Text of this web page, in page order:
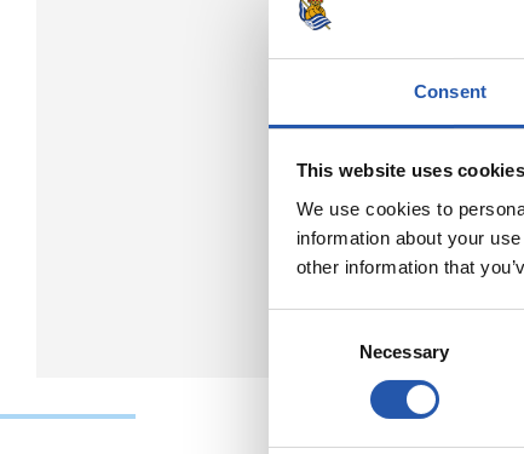
Consent
This website uses cookies
We use cookies to
information about your
other information that
Necessary